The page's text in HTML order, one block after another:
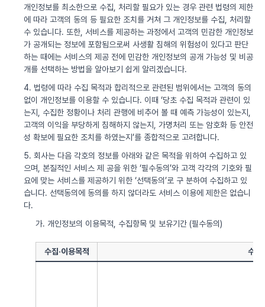
개인정보를 최소한으로 수집, 처리할 필요가 있는 경우 관련 법령의 제한
에 따라 고객의 동의 등 필요한 조치를 거쳐 그 개인정보를 수집, 처리할
수 있습니다. 또한, 서비스를 제공하는 과정에서 고객의 민감한 개인정보
가 공개되는 정보에 포함됨으로써 사생활 침해의 위험성이 있다고 판단
하는 때에는 서비스의 제공 전에 민감한 개인정보의 공개 가능성 및 비공
개를 선택하는 방법을 알아보기 쉽게 알리겠습니다.
4. 법령에 따라 수집 목적과 합리적으로 관련된 범위에서는 고객의 동의
없이 개인정보를 이용할 수 있습니다. 이때 ‘당초 수집 목적과 관련이 있
는지, 수집한 정황이나 처리 관행에 비추어 볼 때 예측 가능성이 있는지,
고객의 이익을 부당하게 침해하지 않는지, 가명처리 또는 암호화 등 안전
성 확보에 필요한 조치를 하였는지’를 종합적으로 고려합니다.
5. 회사는 다음 각호의 정보를 아래와 같은 목적을 위하여 수집하고 있
으며, 본질적인 서비스 제 공을 위한 ‘필수동의’와 고객 각각의 기호와 필
요에 맞는 서비스를 제공하기 위한 ‘선택동의’로 구 분하여 수집하고 있
습니다. 선택동의에 동의를 하지 않더라도 서비스 이용에 제한은 없습니
다.
가. 개인정보의 이용목적, 수집항목 및 보유기간 (필수동의)
수집·이용목적 수집